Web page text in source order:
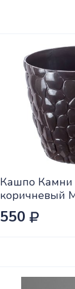
Кашпо
коричневый
550